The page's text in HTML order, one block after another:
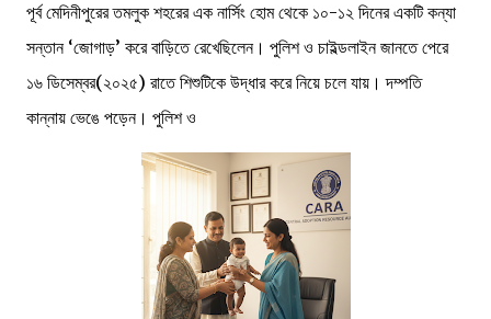
পূর্ব মেদিনীপুরের তমলুক শহরের এক নার্সিং হোম থেকে ১০-১২ দিনের একটি কন্যা
সন্তান ‘জোগাড়’ করে বাড়িতে রেখেছিলেন। পুলিশ ও চাইল্ডলাইন জানতে পেরে
১৬ ডিসেম্বর(২০২৫) রাতে শিশুটিকে উদ্ধার করে নিয়ে চলে যায়। দম্পতি
কান্নায় ভেঙে পড়েন। পুলিশ ও